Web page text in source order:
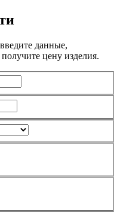
данные,
цену изделия.